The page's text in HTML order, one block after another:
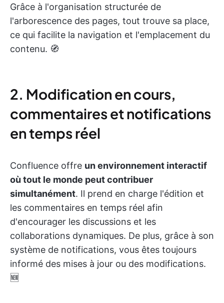
Grâce à l'organisation structurée de
l'arborescence des pages, tout trouve sa place,
ce qui facilite la navigation et l'emplacement du
contenu. 🧭
2. Modification en cours,
commentaires et notifications
en temps réel
Confluence offre un environnement interactif
où tout le monde peut contribuer
simultanément. Il prend en charge l'édition et
les commentaires en temps réel afin
d'encourager les discussions et les
collaborations dynamiques. De plus, grâce à son
système de notifications, vous êtes toujours
informé des mises à jour ou des modifications.
🆕